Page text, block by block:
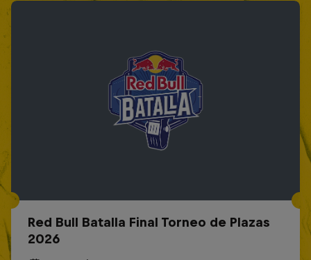
Red Bull Batalla Final Torneo de Plazas
2026